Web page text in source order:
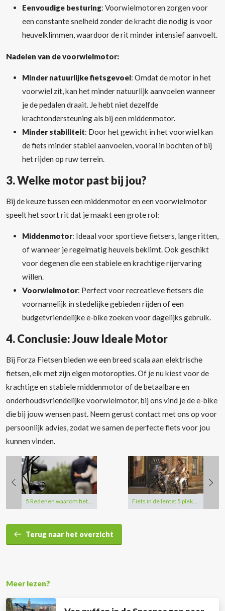
Eenvoudige besturing: Voorwielmotoren zorgen voor
een constante snelheid zonder de kracht die nodig is voor
heuvelklimmen, waardoor de rit minder intensief aanvoelt.
Nadelen van de voorwielmotor:
Minder natuurlijke fietsgevoel: Omdat de motor in het
voorwiel zit, kan het minder natuurlijk aanvoelen wanneer
je de pedalen draait. Je hebt niet dezelfde
krachtondersteuning als bij een middenmotor.
Minder stabiliteit: Door het gewicht in het voorwiel kan
de fiets minder stabiel aanvoelen, vooral in bochten of bij
het rijden op ruw terrein.
3.Welke motor past bij jou?
Bij de keuze tussen een middenmotor en een voorwielmotor
speelt het soort rit dat je maakt een grote rol:
Middenmotor: Ideaal voor sportieve fietsers, lange ritten,
of wanneer je regelmatig heuvels beklimt. Ook geschikt
voor degenen die een stabiele en krachtige rijervaring
willen.
Voorwielmotor: Perfect voor recreatieve fietsers die
voornamelijk in stedelijke gebieden rijden of een
budgetvriendelijke e-bike zoeken voor dagelijks gebruik.
4.Conclusie: Jouw Ideale Motor
Bij Forza Fietsen bieden we een breed scala aan elektrische
fietsen, elk met zijn eigen motoropties. Of je nu kiest voor de
krachtige en stabiele middenmotor of de betaalbare en
onderhoudsvriendelijke voorwielmotor, bij ons vind je de e-bike
die bij jouw wensen past. Neem gerust contact met ons op voor
persoonlijk advies, zodat we samen de perfecte fiets voor jou
kunnen vinden.
Terug naar het overzicht
Meer lezen?